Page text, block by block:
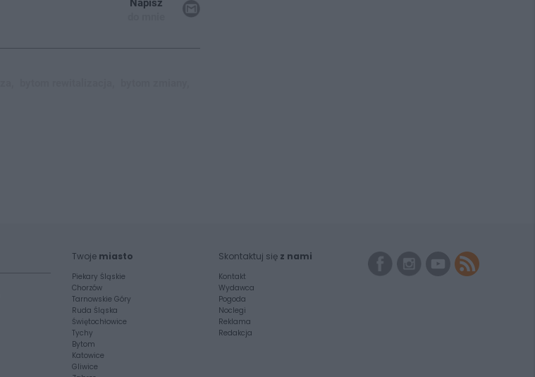
Napisz
Twoje miasto
Piekary Śląskie
Chorzów
Tarnowskie Góry
Ruda Śląska
Świętochłowice
Tychy
Bytom
Katowice
Gliwice
Skontaktuj się z nami
Kontakt
Wydawca
Pogoda
Noclegi
Reklama
Redakcja